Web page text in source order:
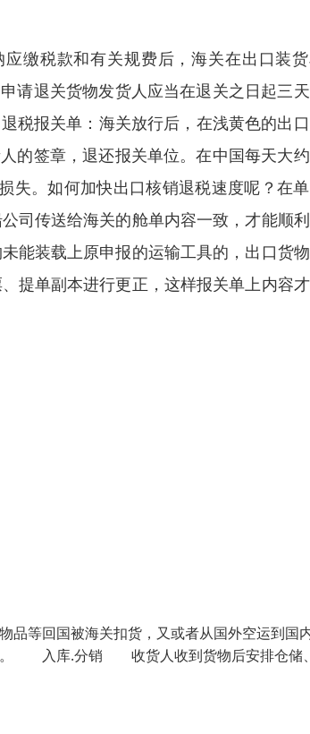
缴税款和有关规费后，海关在出口装
请退关货物发货人应当在退关之日起三
税报关单：海关放行后，在浅黄色的出
的签章，退还报关单位。在中国每天大
失。如何加快出口核销退税速度呢？在
司传送给海关的舱单内容一致，才能顺
能装载上原申报的运输工具的，出口货
提单副本进行更正，这样报关单上内容
等回国被海关扣货，又或者从国外空运到国
况。 入库.分销 收货人收到货物后安排仓储